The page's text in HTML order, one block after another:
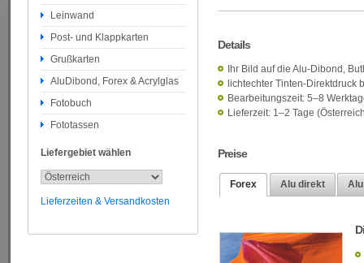
Leinwand
Post- und Klappkarten
Grußkarten
AluDibond, Forex & Acrylglas
Fotobuch
Fototassen
Liefergebiet wählen
Lieferzeiten & Versandkosten
Details
Ihr Bild auf die Alu-Dibond,
lichtechter Tinten-Direktdruck
Bearbeitungszeit: 5–8
Lieferzeit: 1–2 Tage
Preise
Forex Alu direkt